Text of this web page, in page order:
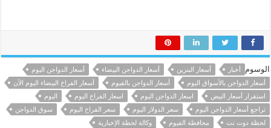
الوسوم أخبار أسعار البنزين أسعار الدواجن البيضاء
أسعار الدواجن اليوم
أسعار الدواجن بالأسواق اليوم
أسعار الدواجن بالفيوم
أسعار الفراخ البيضاء اليوم الآن
استقرار أسعار البيض
اسعار الدواجن اليوم اسعار الفراخ اليوم
اليوم
تراجع أسعار الدواجن اليوم
سعر الدولار اليوم سعر الفراخ اليوم
سوق الدواجن
لحظة دوت نت
محافظة الفيوم وكالة لحظة الإخبارية